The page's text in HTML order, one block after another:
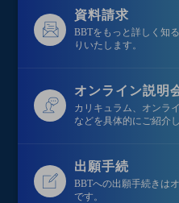
資料請求
BBTをもっと詳しく知
りいたします。
オンライン説明
カリキュラム、オンラ
などを具体的にご紹介し
出願手続
BBTへの出願手続きは
です。